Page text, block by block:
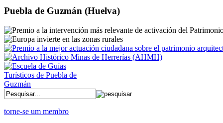
Puebla de Guzmán (Huelva)
torne-se um membro